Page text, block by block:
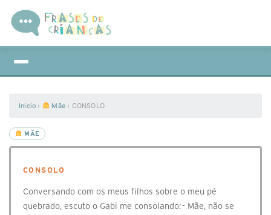
Início › Mãe › CONSOLO
MÃE
CONSOLO
Conversando com os meus filhos sobre o meu pé
quebrado, escuto o Gabi me consolando: - Mãe, não se